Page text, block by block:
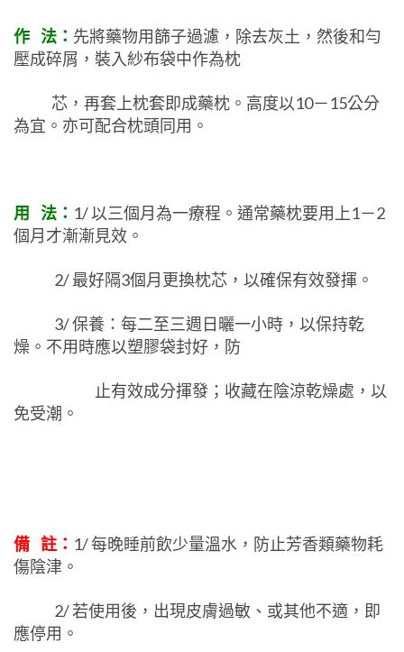
作 法： 先將藥物用篩子過濾，除去灰土，然後和勻
壓成碎屑，裝入紗布袋中作為枕
芯，再套上枕套即成藥枕。高度以10－15公分
為宜。亦可配合枕頭同用。
用 法： 1/ 以三個月為一療程。通常藥枕要用上1－2
個月才漸漸見效。
2/ 最好隔3個月更換枕芯，以確保有效發揮。
3/ 保養：每二至三週日曬一小時，以保持乾
燥。不用時應以塑膠袋封好，防
止有效成分揮發；收藏在陰涼乾燥處，以
免受潮。
備 註： 1/ 每晚睡前飲少量溫水，防止芳香類藥物耗
傷陰津。
2/ 若使用後，出現皮膚過敏、或其他不適，即
應停用。